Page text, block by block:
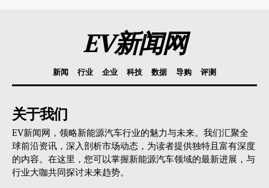
EV新闻网
新闻 行业 企业 科技 数据 导购 评测
关于我们
EV新闻网，领略新能源汽车行业的魅力与未来。我们汇聚全
球前沿资讯，深入剖析市场动态，为读者提供独特且富有深度
的内容。在这里，您可以掌握新能源汽车领域的最新进展，与
行业大咖共同探讨未来趋势。